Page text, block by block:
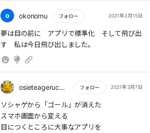
o okonomu フォロー 2021年3月15日
もっと読む
夢は目の前に アプリで標準化 そして飛び出
す 私は今日飛び出しました。
osieteageruchan フォロー 2021年3月7日
もっと読む
ソシャゲから「ゴール」が消えた
スマホ画面から変える
目につくところに大事なアプリを